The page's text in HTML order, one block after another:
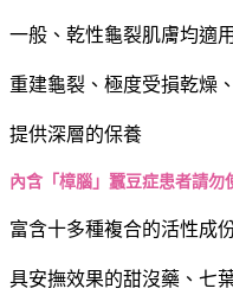
一般、乾性龜裂肌膚均適用
重建龜裂、極度受損乾燥
提供深層的保養
內含「樟腦」蠶豆症患者請勿
富含十多種複合的活性成
具安撫效果的甜沒藥、七